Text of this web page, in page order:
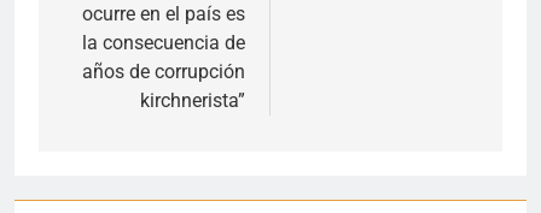
ocurre en el país es
la consecuencia de
años de corrupción
kirchnerista”